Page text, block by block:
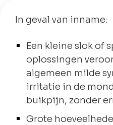
In geval van inname:
Een kleine slok of
oplossingen
algemeen milde
irritatie in de
buikpijn, zonder
Grote